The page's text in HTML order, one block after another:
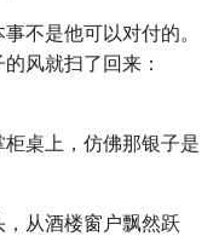
不是他可以对付的。
风就扫了回来：
桌上，仿佛那银子是
从酒楼窗户飘然跃